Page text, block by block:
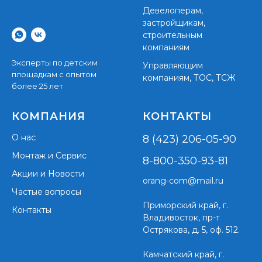
Эксперты по детским
площадкам с опытом
более 25 лет
Девелоперам,
застройщикам,
строительным
компаниям
Управляющим
компаниям, ТОС, ТСЖ
КОМПАНИЯ
О нас
Монтаж и Сервис
Акции и Новости
Частые вопросы
Контакты
КОНТАКТЫ
8 (423) 206-05-90
8-800-350-93-81
orang-com@mail.ru
Приморский край, г.
Владивосток, пр-т
Острякова, д. 5, оф. 512.
Камчатский край, г.